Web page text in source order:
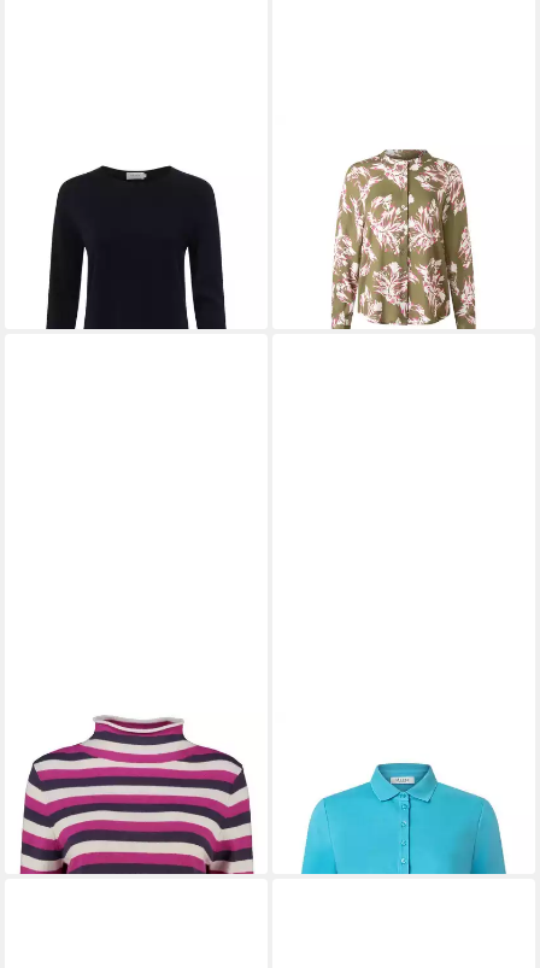
Strickpullover
94,95 €
-27%
lieferbar - in 2-3 Werktagen bei dir
+2
Langarmbluse Maerz
Muenchen 193901
Langarmbluse Damen
Bekleidung
149,95 €
lieferbar - in 2-3 Werktagen bei dir
MAERZ MUENCHEN
Strickpullover
139,95 €
leider ausverkauft
49,95 € UVP 69,95 €
-29%
lieferbar - in 2-3 Werktagen bei dir